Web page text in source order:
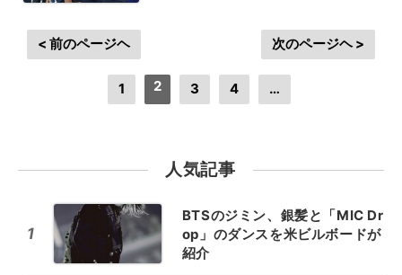
< 前のページヘ
1 2 3 4 …
次のページヘ >
人気記事
1
BTSのジミン、銀髪と「MIC Dr
op」のダンスを米ビルボードが
紹介